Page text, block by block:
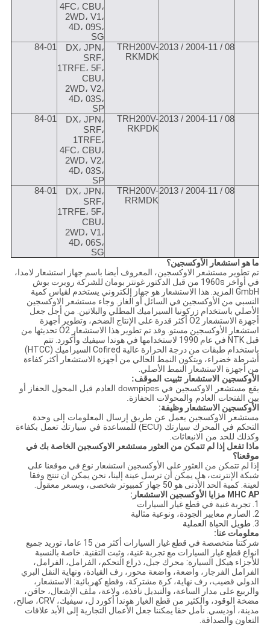
4FC، CBU،
2WD، V1،
4D، 09S،
SG
08 / 2004-11 / 2013
TRH200V-
RKMDK
DX، JPN،
SRF،
1TRFE، 5F،
CBU،
2WD، V2،
4D، 03S،
SP
84-01
08 / 2004-11 / 2013
TRH200V-
RKPDK
DX، JPN،
SRF،
1TRFE،
4FC، CBU،
2WD، V2،
4D، 03S،
SP
84-01
08 / 2004-11 / 2013
TRH200V-
RRMDK
DX، JPN،
SRF،
1TRFE، 5F،
CBU،
2WD، V1،
4D، 06S،
SG
84-01
ما هو استشعار الأوكسجين؟
تم تطوير مستشعر الاوكسجين، المعروف أيضا باسم جهاز استشعار لامدا،
في أواخر 1960s من قبل الدكتور غونتر بومان للشركة روبرت بوش
GmbH المزيد. هذا الاستشعار هو جهاز إلكتروني يستخدم لقياس كمية
النسبي من الأوكسجين في السائل أو الغاز. وجاء مستشعر الاوكسجين
الأصلي باستخدام زركونيا السيراميك المطلي والبلاتين. من أجل جعل
أجهزة الاستشعار O2 أكثر قدرة على الإنتاج الضخم، وتطوير أجهزة
استشعار الأوكسجين مستو. وقد تم تطوير هذا الاستشعار O2 تحديثها من
قبل NTK في عام 1990 لاستخدامها في هوندا سيفيك وأكورد. تتم
باستخدام طبقات من درجة الحرارة عالية Cofired السيراميك (HTCC)
أشرطة خضراء، ويتكون النمط الحالي من أجهزة الاستشعار أكثر كفاءة
من أجهزة الاستشعار النمط الأصلي.
الأوكسجين الاستشعار تثبيت الموقف:
يقع مستشعر الاوكسجين في downpipes العادم قبل المحول الحفاز أو
بين الفتحات العادم والمحولات الحفازة.
الأوكسجين الاستشعار وظيفة:
مستشعر الاوكسجين يعمل عن طريق إرسال المعلومات إلى وحدة
التحكم في المحرك سيارتك (ECU) للمساعدة في سيارتك تعمل بكفاءة
وكذلك للحد من الانبعاثات.
ماذا تفعل إذا لم تتمكن من العثور مستشعر الاوكسجين الخاصة بك في
موقعنا؟
إذا لم تتمكن من العثور على الأوكسجين استشعار نوع في موقعنا على
شبكة الإنترنت، هل يمكن أن ترسل عينة إلينا، نحن يمكن ان تنتج وفقا
لعينة. كمية الحد الأدنى هو 50 جهاز كمبيوتر شخصى، وبسعر معقول.
MHC AP مزايا الأوكسجين الاستشعار:
1. تجربة غنية في قطع غيار السيارات
2. الصارم معايير الجودة، ونوعية مثالية
3. طويل الحياة العملية
معلومات عنا:
شركتنا متخصصة في قطع غيار السيارات أكثر من 15 عاما، توريد جميع
انواع قطع غيار السيارات مع تجربة غنية، وثبت التقنية. خاصة بالنسبة
للأجزاء هيكل السيارة: محرك جبل، ذراع التحكم، الفرامل، الفرامل،
الفرامل الفرجار، واضعة، واضعة محور، رف القيادة، ونهاية النقل البري
الدولي قضيب، رف نهاية، كرة مشتركة، وقطع كهربائية: الاستشعار،
والربيع على مدار الساعة، والتبديل نافذة، ولاعة، ملف الإشعال، حاقن،
مضخة الوقود، والكثير من قطع الغيار هوندا أكورد ل، سيفيك، CRV، صالح،
مدينة، أوديسي. نأمل حقا يمكننا جعل الأعمال التجارية إلى الأبد علاقات
التعاون والصداقة.